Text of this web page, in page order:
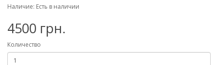
Наличие: Есть в наличии
4500 грн.
Количество